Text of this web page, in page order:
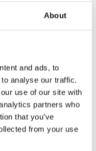
About
and ads, to
analyse our traffic.
use of our site with
partners who
that you’ve
from your use